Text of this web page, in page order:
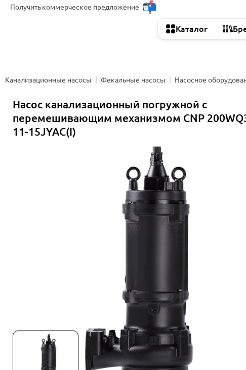
Получитькоммерческое предложение
Каталог
Канализационные насосы Фекальные насосы Насосное
Насос канализационный погружной с
перемешивающим механизмом CNP
11-15JYAC(I)